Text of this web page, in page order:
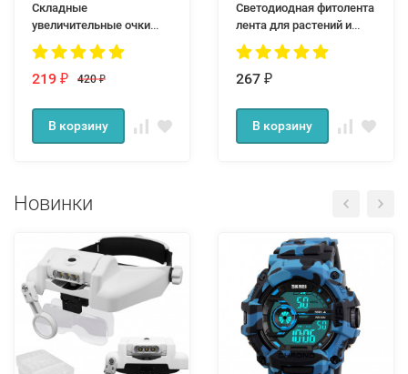
Складные
увеличительные очки
Фокус Плюс
219 ₽ 420₽
В корзину
Светодиодная фитолента
лента для растений и
рассады SPLE светло
розовое свечение
полный спектр 1м
267 ₽
В корзину
Новинки